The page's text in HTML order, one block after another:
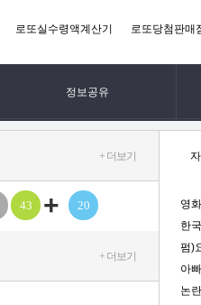
로또실수령액계산기 로또당첨판매
정보공유
+ 더보기
43 + 20
+ 더보기
영
한
펌)
아
논